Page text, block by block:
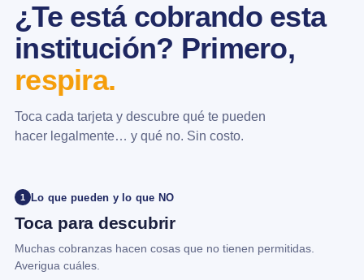
¿Te está cobrando esta
institución? Primero,
respira.
Toca cada tarjeta y descubre qué te pueden
hacer legalmente… y qué no. Sin costo.
1 Lo que pueden y lo que NO
Toca para descubrir
Muchas cobranzas hacen cosas que no tienen permitidas.
Averigua cuáles.